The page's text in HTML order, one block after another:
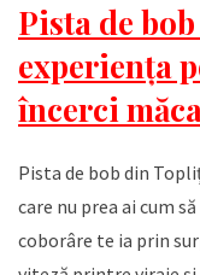
Pista de
experiența
încerci
Pista de bob din
care nu prea ai cum
coborâre te ia prin